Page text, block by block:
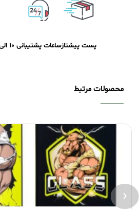
پست پیشتازساعات پشتیبانی 10 الی 20
محصولات مرتبط
‹